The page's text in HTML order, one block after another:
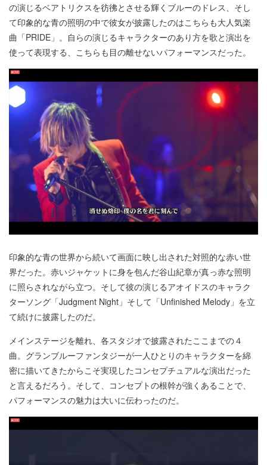
の演じるベアトリクスを彷彿とさせる輝くブルーのドレス、そし
て印象的な青の照明の中で彼女が披露したのはこちらも大人気楽
曲「PRIDE」。自らの演じるキャラクターのあり方を歌と演出を
使って表現する、こちらも目の離せないパフォーマンスだった。
印象的な青の世界から続いて画面に映し出された対照的な赤い世
界だった。赤いジャケットに身を包んだ谷山紀章が真っ赤な照明
に照らされながら立つ。そして彼の演じるアオイドスのキャラク
ターソング「Judgment Night」そして「Unfinished Melody」を立
て続けに披露したのだ。
メインステージを離れ、各スタジオで披露されたここまでの４
曲。グランブルーファンタジーが一人ひとりのキャラクターを綿
密に描いてきたからこそ実現したコンセプチュアルな演出だった
と言えるだろう。そして、コンセプトの根幹が強くあることで、
パフォーマンスの魅力は大いに伝わったのだ。